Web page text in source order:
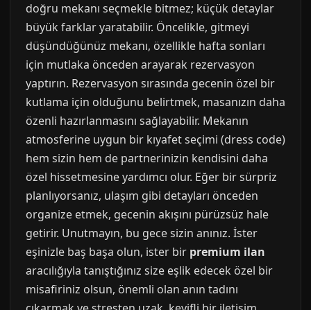
doğru mekanı seçmekle bitmez; küçük detaylar
büyük farklar yaratabilir. Öncelikle, gitmeyi
düşündüğünüz mekanı, özellikle hafta sonları
için mutlaka önceden arayarak rezervasyon
yaptırın. Rezervasyon sırasında gecenin özel bir
kutlama için olduğunu belirtmek, masanızın daha
özenli hazırlanmasını sağlayabilir. Mekanın
atmosferine uygun bir kıyafet seçimi (dress code)
hem sizin hem de partnerinizin kendisini daha
özel hissetmesine yardımcı olur. Eğer bir sürpriz
planlıyorsanız, ulaşım gibi detayları önceden
organize etmek, gecenin akışını pürüzsüz hale
getirir. Unutmayın, bu gece sizin anınız. İster
eşinizle baş başa olun, ister bir premium ilan
aracılığıyla tanıştığınız size eşlik edecek özel bir
misafiriniz olsun, önemli olan anın tadını